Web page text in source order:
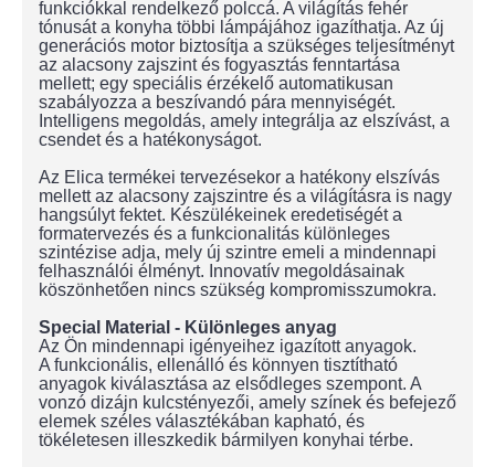
funkciókkal rendelkező polccá. A világítás fehér
tónusát a konyha többi lámpájához igazíthatja. Az új
generációs motor biztosítja a szükséges teljesítményt
az alacsony zajszint és fogyasztás fenntartása
mellett; egy speciális érzékelő automatikusan
szabályozza a beszívandó pára mennyiségét.
Intelligens megoldás, amely integrálja az elszívást, a
csendet és a hatékonyságot.
Az Elica termékei tervezésekor a hatékony elszívás
mellett az alacsony zajszintre és a világításra is nagy
hangsúlyt fektet. Készülékeinek eredetiségét a
formatervezés és a funkcionalitás különleges
szintézise adja, mely új szintre emeli a mindennapi
felhasználói élményt. Innovatív megoldásainak
köszönhetően nincs szükség kompromisszumokra.
Special Material - Különleges anyag
Az Ön mindennapi igényeihez igazított anyagok.
A funkcionális, ellenálló és könnyen tisztítható
anyagok kiválasztása az elsődleges szempont. A
vonzó dizájn kulcstényezői, amely színek és befejező
elemek széles választékában kapható, és
tökéletesen illeszkedik bármilyen konyhai térbe.